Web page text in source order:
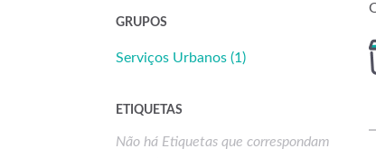
GRUPOS
Serviços Urbanos (1)
ETIQUETAS
Não há Etiquetas que correspondam